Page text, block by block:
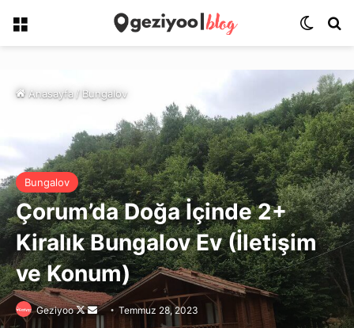
Menü Dış
Anasayfa/Bungalov
Bungalov
Çorum’da Doğa İçinde 2+
Kiralık Bungalov Ev (İletişim
ve Konum)
Geziyoo
Follow
Bir
Temmuz 28, 2023